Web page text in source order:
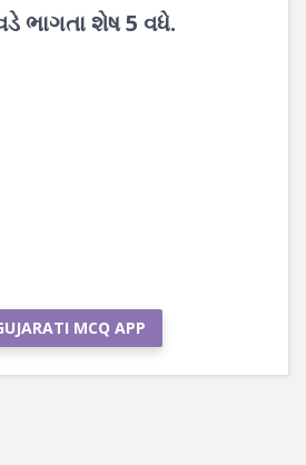
ભાગતા શેષ 5 વધે.
MCQ APP